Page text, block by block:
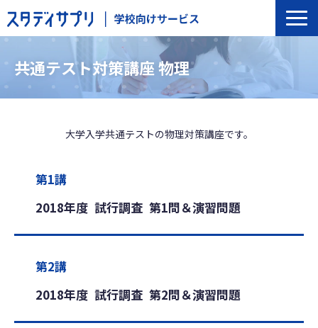
サービス一覧
選ばれる理由
導入の流れ
よくあるご質問
共通テスト対策講座 物理
大学入学共通テストの物理対策講座です。
第1講
2018年度 試行調査 第1問＆演習問題
第2講
2018年度 試行調査 第2問＆演習問題